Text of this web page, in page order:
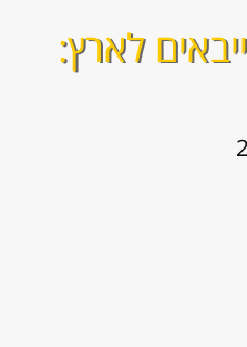
לארץ: